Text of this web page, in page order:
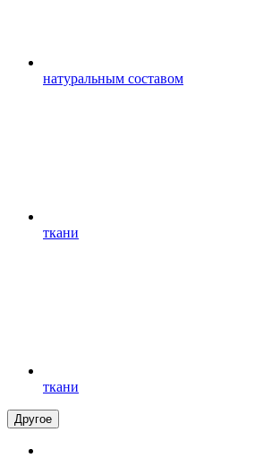
натуральным составом
ткани
ткани
Другое